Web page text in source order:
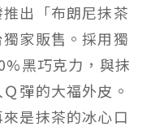
出「布朗尼抹茶
家販售。採用獨
黑巧克力，與抹
彈的大福外皮。
是抹茶的冰心口